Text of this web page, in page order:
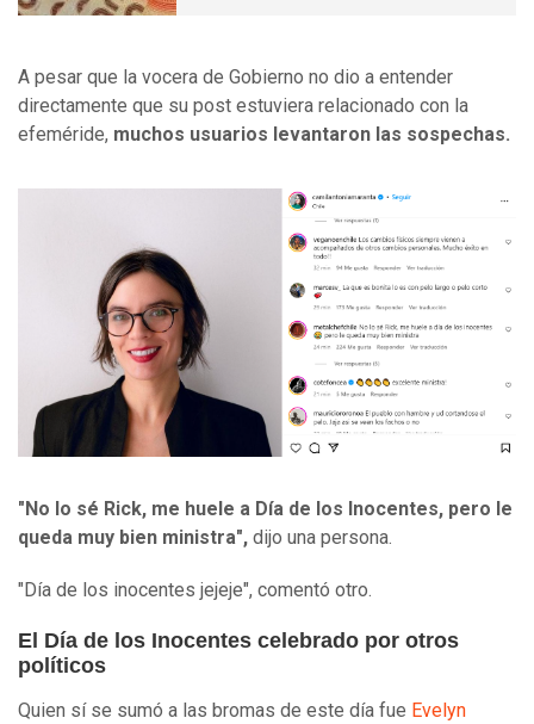
A pesar que la vocera de Gobierno no dio a entender
directamente que su post estuviera relacionado con la
efeméride, muchos usuarios levantaron las sospechas.
"No lo sé Rick, me huele a Día de los Inocentes, pero le
queda muy bien ministra", dijo una persona.
"Día de los inocentes jejeje", comentó otro.
El Día de los Inocentes celebrado por otros
políticos
Quien sí se sumó a las bromas de este día fue Evelyn